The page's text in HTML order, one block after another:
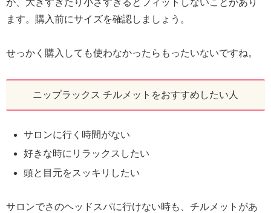
ます。購入前にサイズを確認しましょう。
せっかく購入しても使わなかったらもったいないですね。
ニップラックス チルメットをおすすめしたい人
サロンに行く時間がない
好きな時にリラックスしたい
頭と目元をスッキリしたい
サロンでさのヘッドスパに行けない時も、チルメットがあ